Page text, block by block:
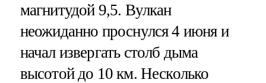
магнитудой 9,5. Вулкан
неожиданно проснулся 4 июня и
начал извергать столб дыма
высотой до 10 км. Несколько